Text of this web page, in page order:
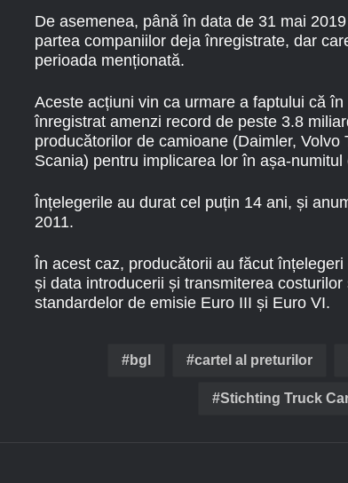
De asemenea, până în data de 31 mai
partea companiilor deja înregistrate, dar
perioada menționată.
Aceste acțiuni vin ca urmare a faptului că
înregistrat amenzi record de peste 3.8
producătorilor de camioane (Daimler,
Scania) pentru implicarea lor în așa-
Înțelegerile au durat cel puțin 14 ani, și
2011.
În acest caz, producătorii au făcut
și data introducerii și transmiterea
standardelor de emisie Euro III și Euro VI.
bgl cartel al preturilor
Stichting Truck